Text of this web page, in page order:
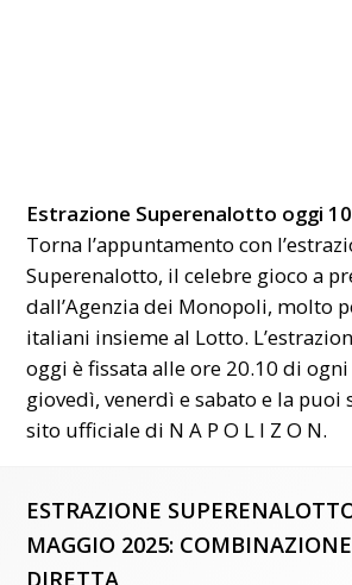
Estrazione Superenalotto oggi
Torna l’appuntamento con
Superenalotto, il celebre gioco a
dall’Agenzia dei Monopoli, molto
italiani insieme al Lotto.
oggi è fissata alle ore 20.10 di
giovedì, venerdì e sabato e la
sito ufficiale di N A P O L I Z O N.
ESTRAZIONE
MAGGIO 2025: